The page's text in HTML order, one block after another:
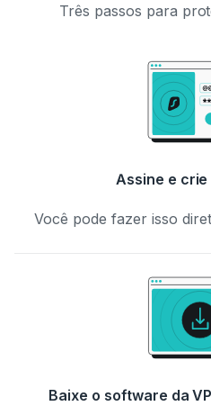
Três passos para
Assine e
Você pode fazer isso
Baixe o software da